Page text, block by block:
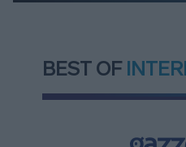
BEST OF